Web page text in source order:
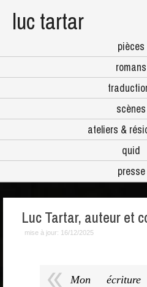
luc tartar
pièces
romans
scènes
ateliers &
quid
presse
Luc Tartar, auteur et
mise à jour: 16/12/2025
Mon